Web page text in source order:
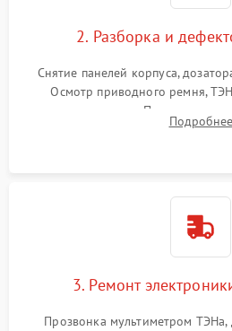
2. Разборка и
Снятие панелей корпуса,
Осмотр приводного ремня,
амортизаторов. Проверка
крестовины на износ, аПодробнее
3. Ремонт
Прозвонка мультиметром ТЭНа,